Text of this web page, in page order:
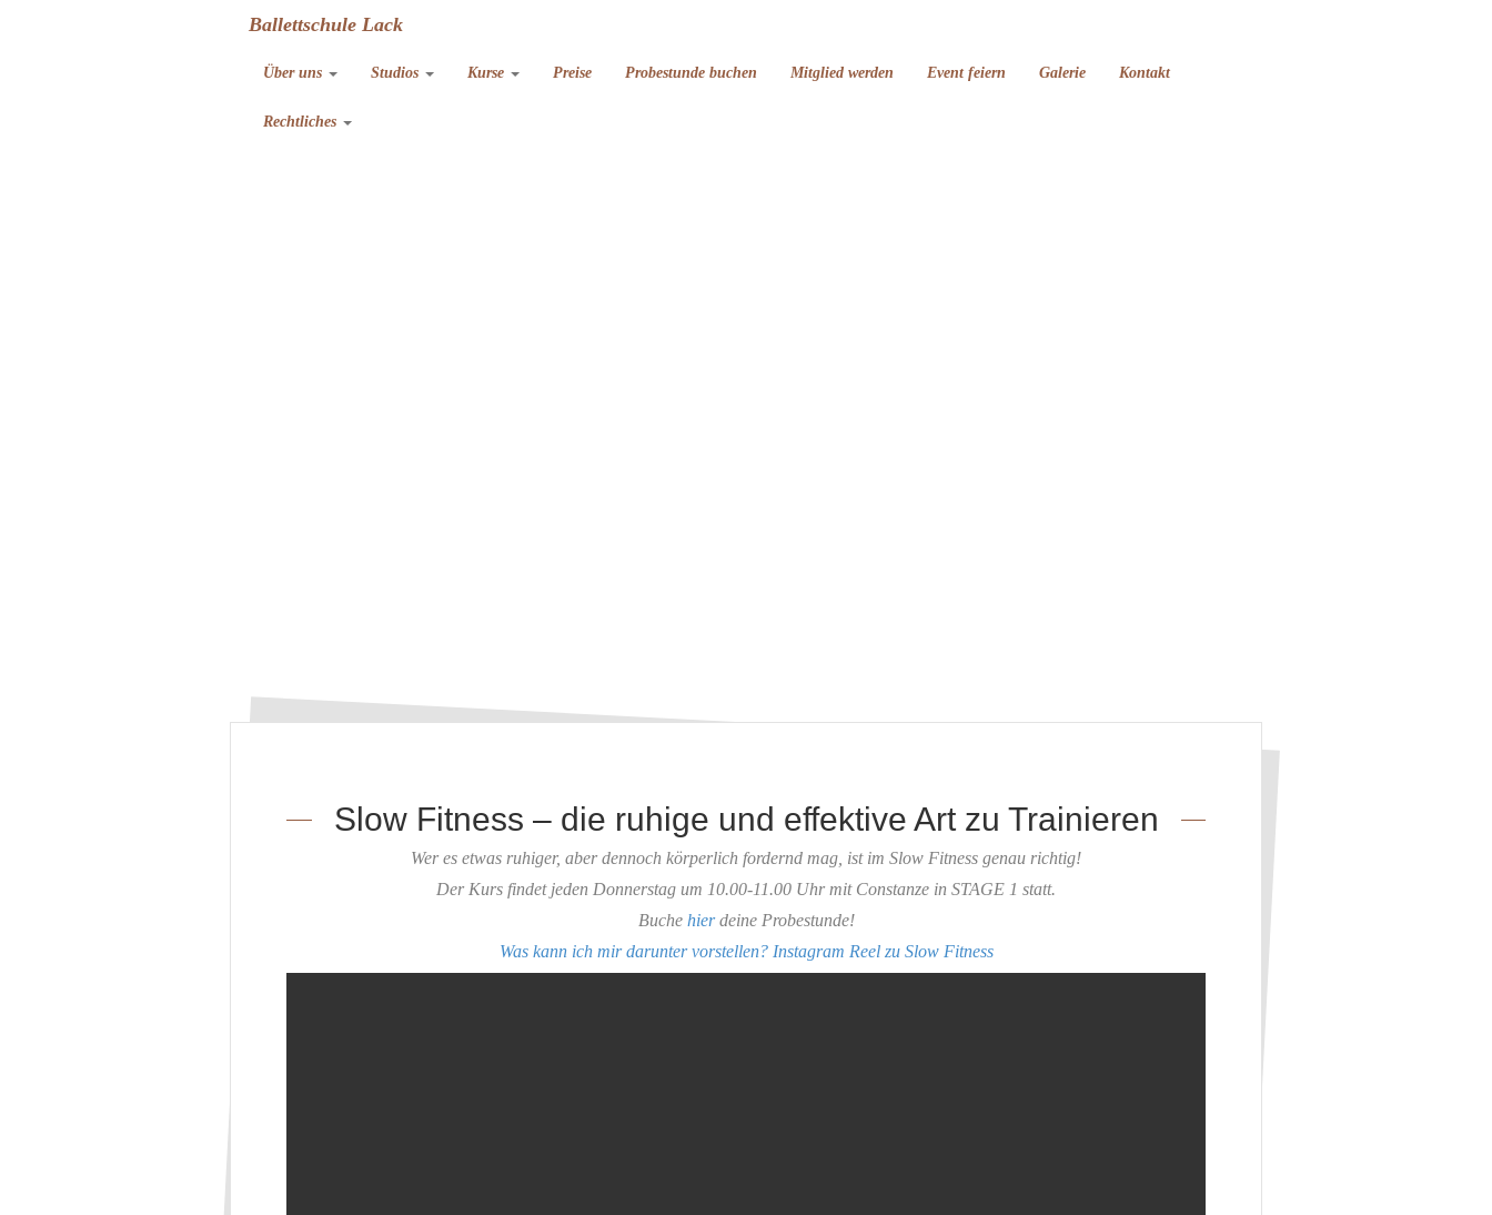
Ballettschule Lack
Über uns Studios Kurse Preise Probestunde buchen Mitglied werden Event feiern Galerie Kontakt
Rechtliches
Slow Fitness – die ruhige und effektive Art zu Trainieren
Wer es etwas ruhiger, aber dennoch körperlich fordernd mag, ist im Slow Fitness genau richtig!
Der Kurs findet jeden Donnerstag um 10.00-11.00 Uhr mit Constanze in STAGE 1 statt.
Buche hierdeine Probestunde!
Was kann ich mir darunter vorstellen? Instagram Reel zu Slow Fitness